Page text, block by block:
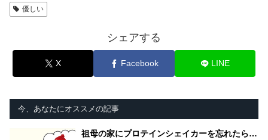
優しい
シェアする
X Facebook LINE
今、あなたにオススメの記事
祖母の家にプロテインシェイカーを忘れたら…